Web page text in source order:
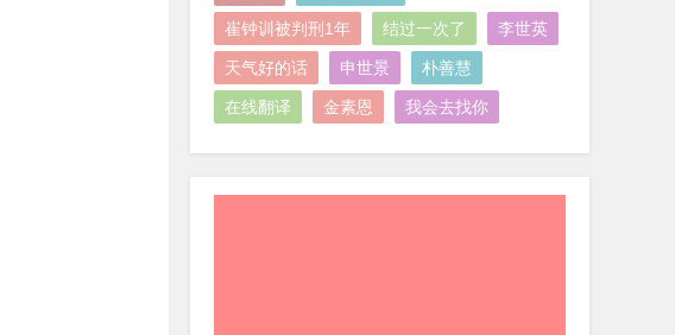
崔钟训被判刑1年 结过一次了 李世英
天气好的话 申世景 朴善慧
在线翻译 金素恩 我会去找你